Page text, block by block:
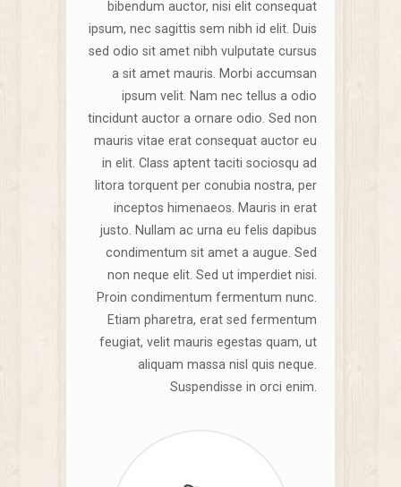
bibendum auctor, nisi elit consequat
ipsum, nec sagittis sem nibh id elit. Duis
sed odio sit amet nibh vulputate cursus
a sit amet mauris. Morbi accumsan
ipsum velit. Nam nec tellus a odio
tincidunt auctor a ornare odio. Sed non
mauris vitae erat consequat auctor eu
in elit. Class aptent taciti sociosqu ad
litora torquent per conubia nostra, per
inceptos himenaeos. Mauris in erat
justo. Nullam ac urna eu felis dapibus
condimentum sit amet a augue. Sed
non neque elit. Sed ut imperdiet nisi.
Proin condimentum fermentum nunc.
Etiam pharetra, erat sed fermentum
feugiat, velit mauris egestas quam, ut
aliquam massa nisl quis neque.
Suspendisse in orci enim.